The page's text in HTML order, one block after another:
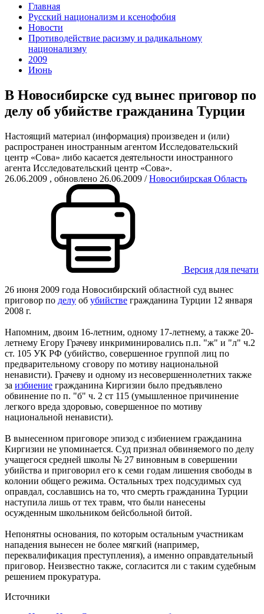
Главная
Русский национализм и ксенофобия
Новости
Противодействие расизму и радикальному
национализму
2009
Июнь
В Новосибирске суд вынес приговор по
делу об убийстве гражданина Турции
Настоящий материал (информация) произведен и (или)
распространен иностранным агентом Исследовательский
центр «Сова» либо касается деятельности иностранного
агента Исследовательский центр «Сова».
26.06.2009 , обновлено 26.06.2009 /Новосибирская Область
Версия для печати
26 июня 2009 года Новосибирский областной суд вынес
приговор по делу об убийстве гражданина Турции 12 января
2008 г.
Напомним, двоим 16-летним, одному 17-летнему, а также 20-
летнему Егору Грачеву инкриминировались п.п. "ж" и "л" ч.2
ст. 105 УК РФ (убийство, совершенное группой лиц по
предварительному сговору по мотиву национальной
ненависти). Грачеву и одному из несовершеннолетних также
за избиение гражданина Киргизии было предъявлено
обвинение по п. "б" ч. 2 ст 115 (умышленное причинение
легкого вреда здоровью, совершенное по мотиву
национальной ненависти).
В вынесенном приговоре эпизод с избиением гражданина
Киргизии не упоминается. Суд признал обвиняемого по делу
учащегося средней школы № 27 виновным в совершении
убийства и приговорил его к семи годам лишения свободы в
колонии общего режима. Остальных трех подсудимых суд
оправдал, сославшись на то, что смерть гражданина Турции
наступила лишь от тех травм, что были нанесены
осужденным школьником бейсбольной битой.
Непонятны основания, по которым остальным участникам
нападения вынесен не более мягкий (например,
переквалификация преступления), а именно оправдательный
приговор. Неизвестно также, согласится ли с таким судебным
решением прокуратура.
Источники